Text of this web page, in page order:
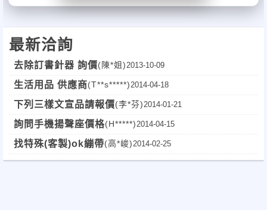
最新洽詢
去除訂書針器 詢價(陳*姐)2013-10-09
生活用品 供應商(T**s*****)2014-04-18
下列三樣文宣品請報價(李*芬)2014-01-21
詢問手機揚聲座價格(H*****)2014-04-15
找特殊(客製)ok繃帶(高*峻)2014-02-25